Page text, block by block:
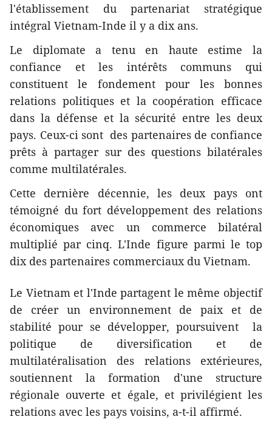
l'établissement du partenariat stratégique
intégral Vietnam-Inde il y a dix ans.
Le diplomate a tenu en haute estime la
confiance et les intérêts communs qui
constituent le fondement pour les bonnes
relations politiques et la coopération efficace
dans la défense et la sécurité entre les deux
pays. Ceux-ci sont des partenaires de confiance
prêts à partager sur des questions bilatérales
comme multilatérales.
​Cette dernière décennie, les deux pays ont
témoigné du fort développement des relations
économiques avec ​un commerce bilatéral
multiplié par cinq. L'Inde figure parmi le top
dix des partenaires commerciaux du Vietnam.
Le Vietnam et l'Inde partagent le même objectif
de créer un environnement de paix et de
stabilité pour se développer, poursuivent la
politique de diversification et de
multilatéralisation des relations extérieures,
soutiennent la formation d'une structure
régionale ouverte et égale, et privilégient les
relations avec les pays voisins, a-t-il affirmé.